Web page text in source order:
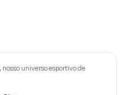
, nosso universo esportivo de